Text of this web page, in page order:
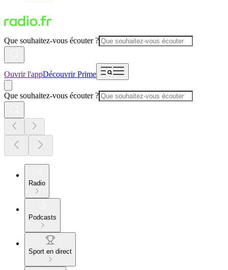
Que souhaitez-vous écouter ?
Ouvrir l'appDécouvrir Prime
Que souhaitez-vous écouter ?
Radio
Podcasts
Sport en direct